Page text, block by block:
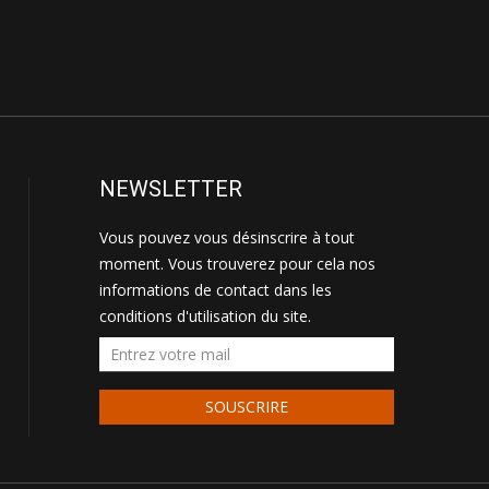
NEWSLETTER
Vous pouvez vous désinscrire à tout
moment. Vous trouverez pour cela nos
informations de contact dans les
conditions d'utilisation du site.